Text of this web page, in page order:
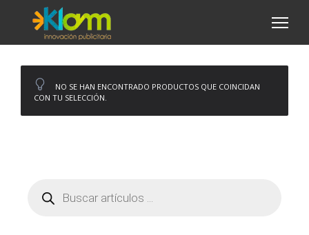
NO SE HAN ENCONTRADO PRODUCTOS QUE COINCIDAN
CON TU SELECCIÓN.